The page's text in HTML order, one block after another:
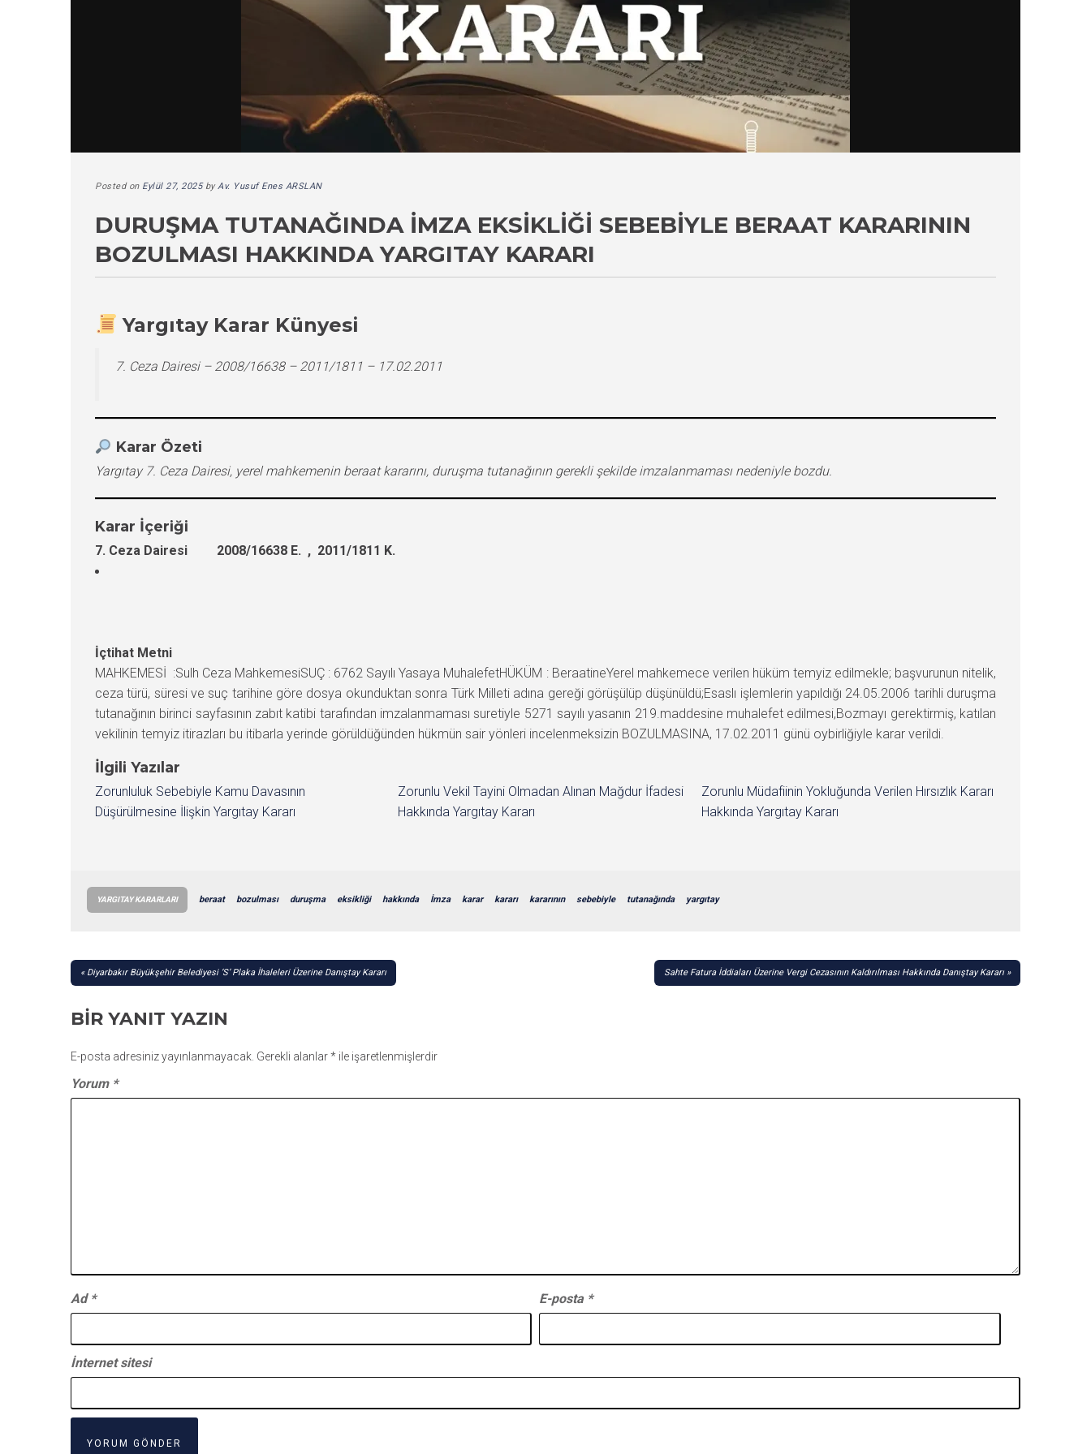
Posted on Eylül 27, 2025byAv. Yusuf Enes ARSLAN
DURUŞMA TUTANAĞINDA İMZA EKSIKLIĞI SEBEBIYLE BERAAT KARARININ
BOZULMASI HAKKINDA YARGITAY KARARI
Yargıtay Karar Künyesi
7. Ceza Dairesi – 2008/16638 – 2011/1811 – 17.02.2011
Karar Özeti
Yargıtay 7. Ceza Dairesi, yerel mahkemenin beraat kararını, duruşma tutanağının gerekli şekilde imzalanmaması nedeniyle bozdu.
Karar İçeriği
7. Ceza Dairesi 2008/16638 E. , 2011/1811 K.
İçtihat Metni
MAHKEMESİ :Sulh Ceza MahkemesiSUÇ : 6762 Sayılı Yasaya MuhalefetHÜKÜM : BeraatineYerel mahkemece verilen hüküm temyiz edilmekle; başvurunun nitelik,
ceza türü, süresi ve suç tarihine göre dosya okunduktan sonra Türk Milleti adına gereği görüşülüp düşünüldü;Esaslı işlemlerin yapıldığı 24.05.2006 tarihli duruşma
tutanağının birinci sayfasının zabıt katibi tarafından imzalanmaması suretiyle 5271 sayılı yasanın 219.maddesine muhalefet edilmesi,Bozmayı gerektirmiş, katılan
vekilinin temyiz itirazları bu itibarla yerinde görüldüğünden hükmün sair yönleri incelenmeksizin BOZULMASINA, 17.02.2011 günü oybirliğiyle karar verildi.
İlgili Yazılar
Zorunluluk Sebebiyle Kamu Davasının
Düşürülmesine İlişkin Yargıtay Kararı
Zorunlu Vekil Tayini Olmadan Alınan Mağdur İfadesi
Hakkında Yargıtay Kararı
Zorunlu Müdafiinin Yokluğunda Verilen Hırsızlık Kararı
Hakkında Yargıtay Kararı
YARGITAY KARARLARI beraat bozulması duruşma eksikliği hakkında İmza karar kararı kararının sebebiyle tutanağında yargıtay
YAZI
Diyarbakır Büyükşehir Belediyesi ‘S’ Plaka İhaleleri Üzerine Danıştay Kararı Sahte Fatura İddiaları Üzerine Vergi Cezasının Kaldırılması Hakkında Danıştay Kararı
BIR YANIT YAZIN
E-posta adresiniz yayınlanmayacak. Gerekli alanlar* ile işaretlenmişlerdir
Yorum *
Ad * E-posta *
İnternet sitesi